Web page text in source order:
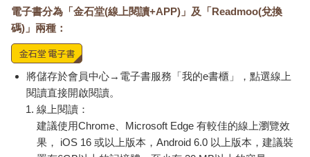
電子書分為「金石堂(線上閱讀+APP)」及「Readmoo(兌換
碼)」兩種：
將儲存於會員中心→電子書服務「我的e書櫃」，點選線上
閱讀直接開啟閱讀。
線上閱讀：
建議使用Chrome、Microsoft Edge 有較佳的線上瀏覽效
果， iOS 16 或以上版本，Android 6.0 以上版本，建議裝